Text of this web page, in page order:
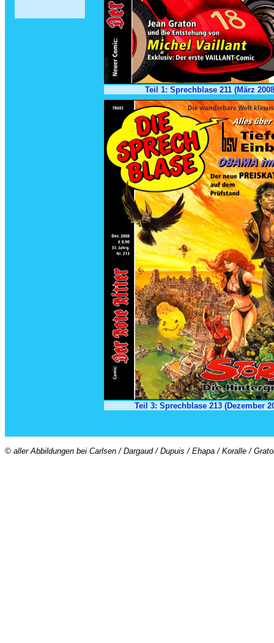
Teil 1: Sprechblase 211 (März
Teil 3: Sprechblase 213 (Dezember
© aller Abbildungen bei Carlsen / Dargaud / Dupuis / Ehapa / Koralle /